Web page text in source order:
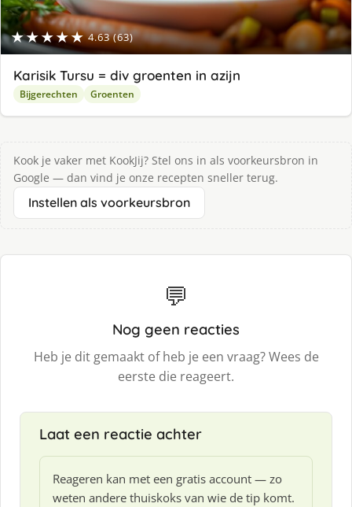
★★★★★ 4.63 (63)
Karisik Tursu = div groenten in azijn
Bijgerechten Groenten
Kook je vaker met KookJij? Stel ons in als voorkeursbron in
Google — dan vind je onze recepten sneller terug.
Instellen als voorkeursbron
💬
Nog geen reacties
Heb je dit gemaakt of heb je een vraag? Wees de
eerste die reageert.
Laat een reactie achter
Reageren kan met een gratis account — zo
weten andere thuiskoks van wie de tip komt.